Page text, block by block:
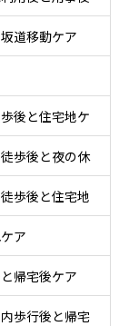
道移動ケア
後と住宅地ケ
歩後と夜の休
歩後と住宅地
ア
帰宅後ケア
歩行後と帰宅